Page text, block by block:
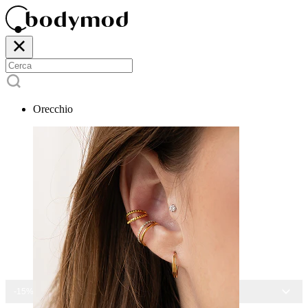
Orecchio
-15% SU TUTTI I GIOIELLI